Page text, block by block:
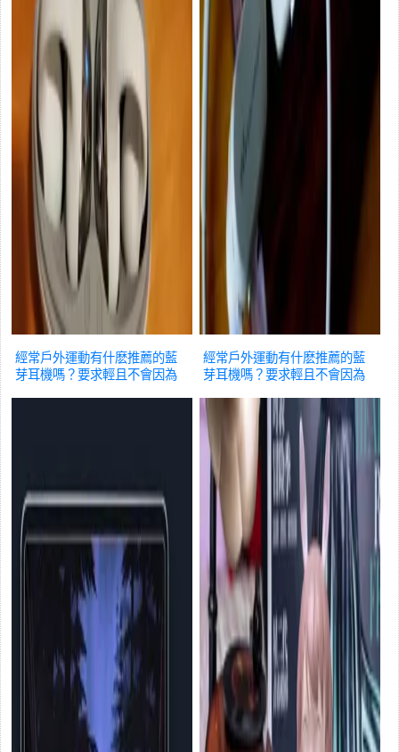
經常戶外運動有什麽推薦的藍
芽耳機嗎？要求輕且不會因為
經常戶外運動有什麽推薦的藍
芽耳機嗎？要求輕且不會因為